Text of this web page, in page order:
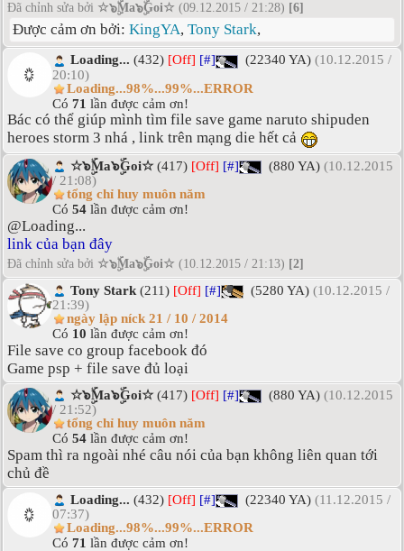
Đã chỉnh sửa bởi ☆๖ۣۜMa๖ۣۜGoi☆ (09.12.2015 / 21:28) [6]
Được cảm ơn bởi: KingYA, Tony Stark,
Loading... (432) [Off] [#] (22340 YA) (10.12.2015 /
20:10)
Loading...98%...99%...ERROR
Có 71 lần được cảm ơn!
Bác có thể giúp mình tìm file save game naruto shipuden
heroes storm 3 nhá , link trên mạng die hết cả
☆๖ۣۜMa๖ۣۜGoi☆(417) [Off] [#] (880 YA) (10.12.2015
/ 21:08)
tổng chỉ huy muôn năm
Có 54 lần được cảm ơn!
@Loading...
link của bạn đây
Đã chỉnh sửa bởi ☆๖ۣۜMa๖ۣۜGoi☆ (10.12.2015 / 21:13) [2]
Tony Stark (211) [Off] [#] (5280 YA) (10.12.2015 /
21:39)
ngày lập níck 21 / 10 / 2014
Có 10 lần được cảm ơn!
File save co group facebook đó
Game psp + file save đủ loại
☆๖ۣۜMa๖ۣۜGoi☆(417) [Off] [#] (880 YA) (10.12.2015
/ 21:52)
tổng chỉ huy muôn năm
Có 54 lần được cảm ơn!
Spam thì ra ngoài nhé câu nói của bạn không liên quan tới
chủ đề
Loading... (432) [Off] [#] (22340 YA) (11.12.2015 /
07:37)
Loading...98%...99%...ERROR
Có 71 lần được cảm ơn!